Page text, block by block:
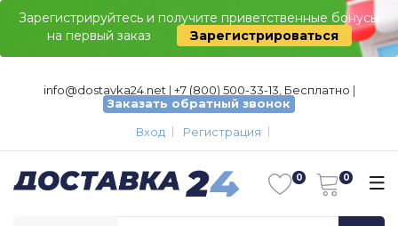
Зарегистрируйтесь и получите приветственные бонусы
на первый заказ
Зарегистрироваться
info@dostavka24.net | +7 (800) 500-33-13, Бесплатно |
Заказать обратный звонок
Вход
Регистрация